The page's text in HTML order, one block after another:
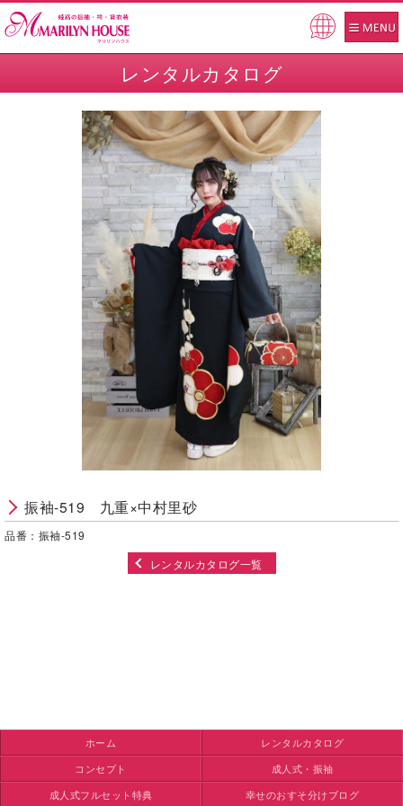
レンタルカタログ
振袖-519 九重×中村里砂
品番：振袖-519
レンタルカタログ一覧
ホーム
レンタルカタログ
コンセプト
成人式・振袖
成人式フルセット特典
幸せのおすそ分けブログ